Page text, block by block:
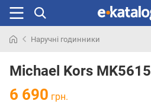
раніше
Наручні годинники
Michael Kors MK5615
6 690 грн.